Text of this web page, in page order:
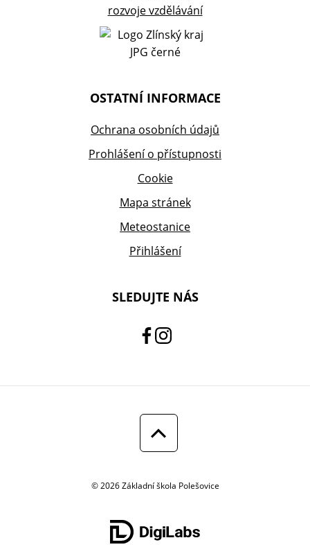
OSTATNÍ INFORMACE
Ochrana osobních údajů
Prohlášení o přístupnosti
Cookie
Mapa stránek
Meteostanice
Přihlášení
SLEDUJTE NÁS
© 2026 Základní škola Polešovice